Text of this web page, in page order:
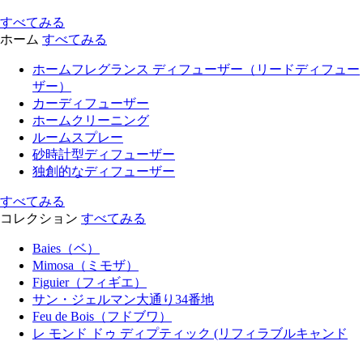
すべてみる
ホーム すべてみる
ホームフレグランス ディフューザー（リードディフュー
ザー）
カーディフューザー
ホームクリーニング
ルームスプレー
砂時計型ディフューザー
独創的なディフューザー
すべてみる
コレクション すべてみる
Baies（ベ）
Mimosa（ミモザ）
Figuier（フィギエ）
サン・ジェルマン大通り34番地
Feu de Bois（フドブワ）
レ モンド ドゥ ディプティック (リフィラブルキャンド